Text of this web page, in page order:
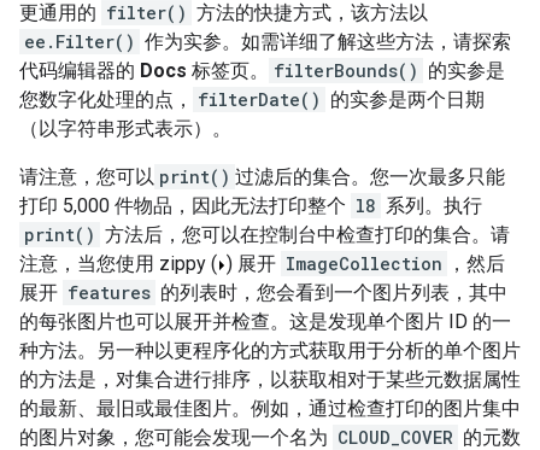
更通用的 filter() 方法的快捷方式，该方法以
ee.Filter() 作为实参。如需详细了解这些方法，请探索
代码编辑器的 Docs 标签页。 filterBounds() 的实参是
您数字化处理的点，
filterDate() 的实参是两个日期
（以字符串形式表示）。
请注意，您可以 print() 过滤后的集合。您一次最多只能
打印 5,000 件物品，因此无法打印整个 l8 系列。执行
print() 方法后，您可以在控制台中检查打印的集合。请
注意，当您使用 zippy ( ) 展开 ImageCollection
，然后
展开 features 的列表时，您会看到一个图片列表，其中
的每张图片也可以展开并检查。这是发现单个图片 ID 的一
种方法。另一种以更程序化的方式获取用于分析的单个图片
的方法是，对集合进行排序，以获取相对于某些元数据属性
的最新、最旧或最佳图片。例如，通过检查打印的图片集中
的图片对象，您可能会发现一个名为 CLOUD_COVER 的元数